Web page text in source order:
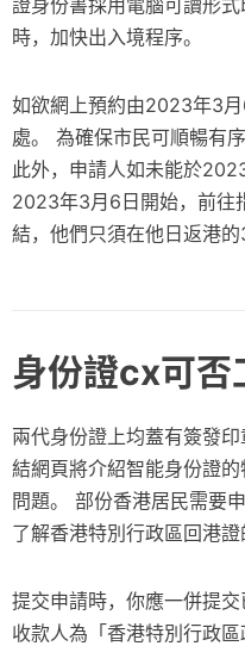
時，加快出入境程序。
如欲網上預約由2023年3
處。 為確保市民可順暢有
此外，申請人如未能於
2023年3月6日開始，前往
結，他們只須在他日返港
身份證cx可否
兩代身份證上均蓋有簽發
結網頁將介紹智能身份證
問題。 部份香港居民需要
了解香港特別行政區回港
提交申請時，你應一併提
收款人為「香港特別行政